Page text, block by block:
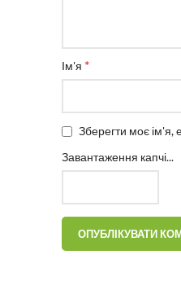
Ім'я *
Зберегти моє ім'я,
Завантаження капчі...